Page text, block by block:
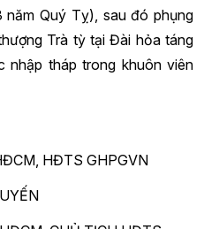
Quý Tỵ), sau đó phụng
Trà tỳ tại Đài hỏa táng
nhập tháp trong khuôn viên
HĐTS GHPGVN